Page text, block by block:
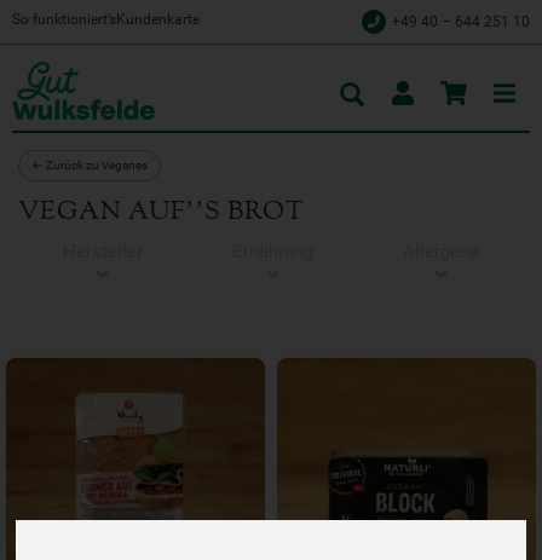
So funktioniert’s Kundenkarte +49 40 – 644 251 10
← Zurück zu Veganes
VEGAN AUF''S BROT
Toggle
cart